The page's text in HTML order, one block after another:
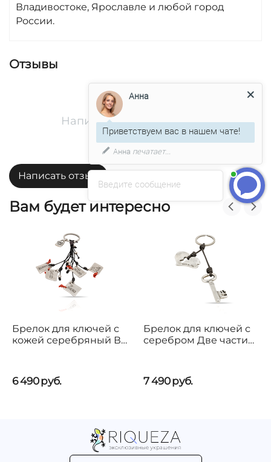
Владивостоке, Ярославле и любой город
России.
Отзывы
Напиши здесь свой отзыв
Написать отзыв
Вам будет интересно
Брелок для ключей с
кожей серебряный В
6 490руб.
Брелок для ключей с
серебром Две части
7 490руб.
Введите сообщение
Анна
Приветствуем вас в нашем чате!
Анна печатает...